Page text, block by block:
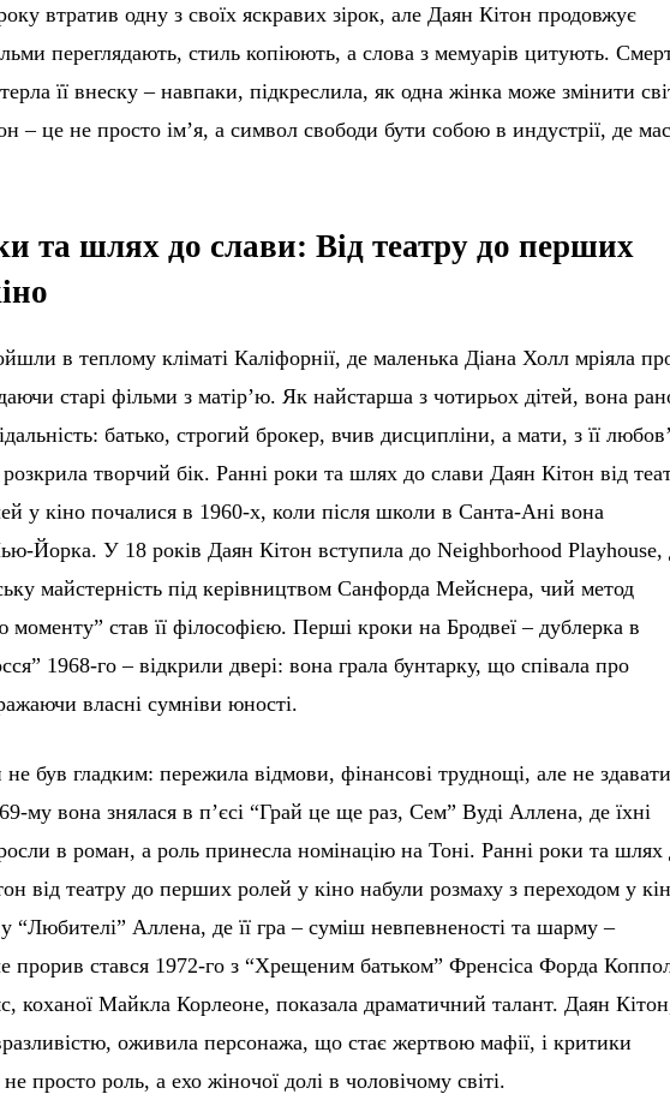
втратив одну з своїх яскравих зірок, але Даян Кітон продовжує
переглядають, стиль копіюють, а слова з мемуарів цитують.
її внеску – навпаки, підкреслила, як одна жінка може змінити
– це не просто ім’я, а символ свободи бути собою в индустрії, де
та шлях до слави: Від театру до перших
в теплому кліматі Каліфорнії, де маленька Діана Холл мріяла
старі фільми з матір’ю. Як найстарша з чотирьох дітей, вона
батько, строгий брокер, вчив дисципліни, а мати, з її
розкрила творчий бік. Ранні роки та шлях до слави Даян Кітон від
у кіно почалися в 1960-х, коли після школи в Санта-Ані вона
Йорка. У 18 років Даян Кітон вступила до Neighborhood Playhouse,
майстерність під керівництвом Санфорда Мейснера, чий метод
став її філософією. Перші кроки на Бродвеї – дублерка в
1968-го – відкрили двері: вона грала бунтарку, що співала про
власні сумніви юності.
був гладким: пережила відмови, фінансові труднощі, але не
му вона знялася в п’єсі “Грай це ще раз, Сем” Вуді Аллена, де їхні
в роман, а роль принесла номінацію на Тоні. Ранні роки та шлях
від театру до перших ролей у кіно набули розмаху з переходом у
“Любителі” Аллена, де її гра – суміш невпевненості та шарму –
прорив стався 1972-го з “Хрещеним батьком” Френсіса Форда
коханої Майкла Корлеоне, показала драматичний талант. Даян
оживила персонажа, що стає жертвою мафії, і критики
просто роль, а ехо жіночої долі в чоловічому світі.